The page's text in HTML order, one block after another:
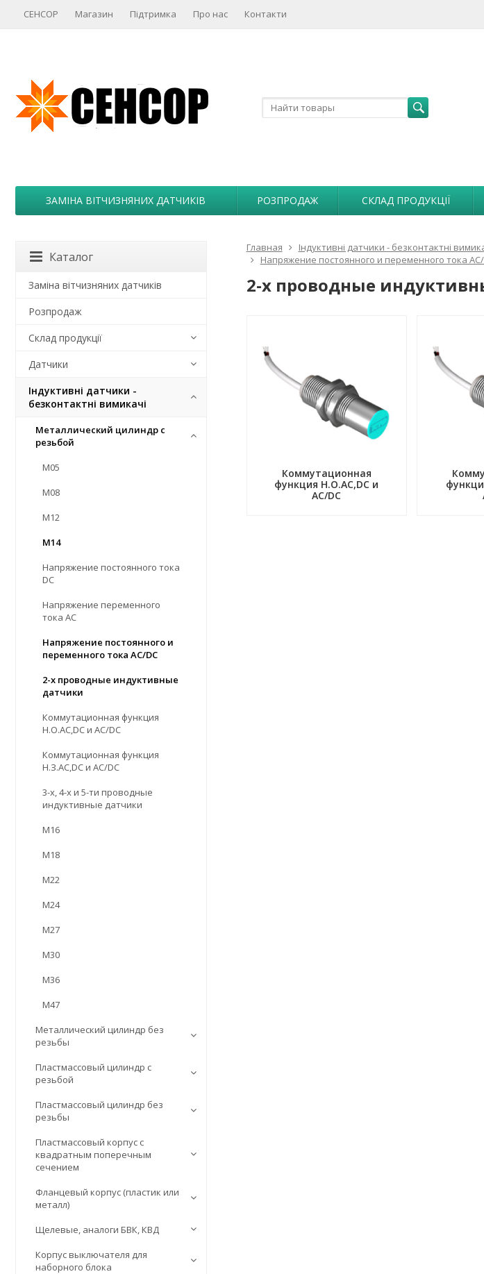
СЕНСОР Магазин Підтримка Про нас Контакти
ЗАМІНА ВІТЧИЗНЯНИХ ДАТЧИКІВ РОЗПРОДАЖ СКЛАД ПРОДУКЦІЇ
Главная Індуктивні датчики - безконтактні
Напряжение постоянного и переменного тока
2-х проводные
Коммутационная
функция Н.О.АC,DC и
AC/DC
Каталог
Заміна вітчизняних датчиків
Розпродаж
Склад продукції
Датчики
Індуктивні датчики -
безконтактні вимикачі
Металлический цилиндр с
резьбой
М05
М08
М12
М14
Напряжение постоянного тока
DC
Напряжение переменного
тока АС
Напряжение постоянного и
переменного тока AC/DC
2-х проводные индуктивные
датчики
Коммутационная функция
Н.О.АC,DC и AC/DC
Коммутационная функция
Н.З.АC,DC и AC/DC
3-х, 4-х и 5-ти проводные
индуктивные датчики
М16
М18
М22
М24
М27
М30
М36
М47
Металлический цилиндр без
резьбы
Пластмассовый цилиндр c
резьбой
Пластмассовый цилиндр без
резьбы
Пластмассовый корпус с
квадратным поперечным
сечением
Фланцевый корпус (пластик или
металл)
Щелевые, аналоги БВК, КВД
Корпус выключателя для
наборного блока